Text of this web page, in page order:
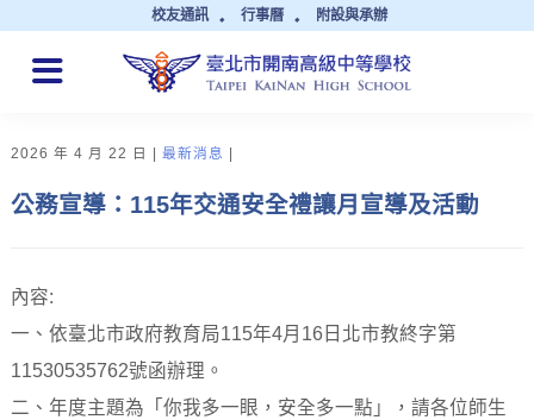
校友通訊 行事曆 附設與承辦
QUICK LINKS
2026 年 4 月 22 日 最新消息
公務宣導：115年交通安全禮讓月宣導及活動
內容:
一、依臺北市政府教育局115年4月16日北市教終字第
11530535762號函辦理。
二、年度主題為「你我多一眼，安全多一點」，請各位師生